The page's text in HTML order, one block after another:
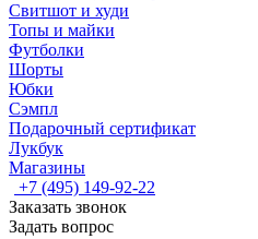
Свитшот и худи
Топы и майки
Футболки
Шорты
Юбки
Сэмпл
Подарочный сертификат
Лукбук
Магазины
+7 (495) 149-92-22
Заказать звонок
Задать вопрос